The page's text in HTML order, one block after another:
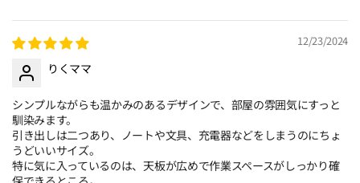
12/23/2024
りくママ
シンプルながらも温かみのあるデザインで、部屋の雰囲気にすっと
馴染みます。
引き出しは二つあり、ノートや文具、充電器などをしまうのにちょ
うどいいサイズ。
特に気に入っているのは、天板が広めで作業スペースがしっかり確